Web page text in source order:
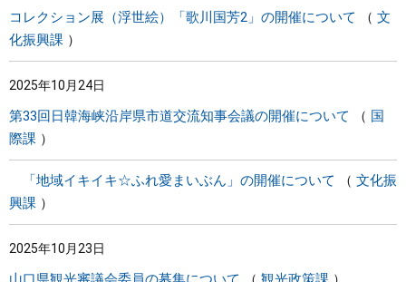
県政情報
コレクション展（浮世絵）「歌川国芳2」の開催について
文
化振興課
2025年10月24日
第33回日韓海峡沿岸県市道交流知事会議の開催について
国
際課
「地域イキイキ☆ふれ愛まいぶん」の開催について
文化振
興課
2025年10月23日